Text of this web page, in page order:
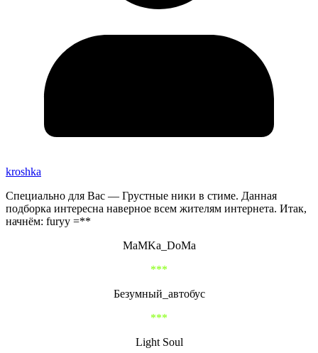
kroshka
Специально для Вас — Грустные ники в стиме. Данная
подборка интересна наверное всем жителям интернета. Итак,
начнём: furyy =**
MaMKa_DoMa
***
Безумный_автобус
***
Light Soul